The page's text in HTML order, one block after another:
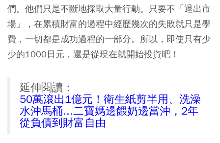
們。他們只是不斷地採取大量行動。只要不「退出市
場」，在累積財富的過程中經歷幾次的失敗就只是學
費，一切都是成功過程的一部分。所以，即使只有少
少的1000日元，還是從現在就開始投資吧！
延伸閱讀：
50萬滾出1億元！衛生紙剪半用、洗澡
水沖馬桶...二寶媽邊餵奶邊當沖，2年
從負債到財富自由